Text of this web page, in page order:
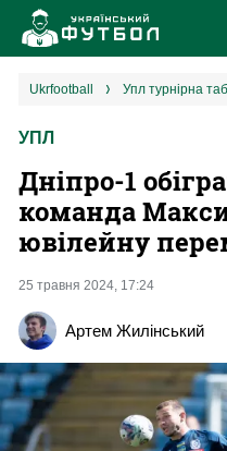
ukrfootball упл турнірна
УПЛ
Дніпро-1
команда
ювілейну
25 травня 2024, 17:24
Артем Жилінський